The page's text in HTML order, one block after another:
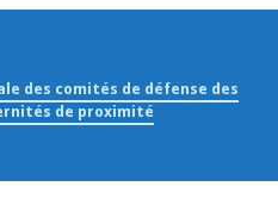
des comités de défense des
de proximité